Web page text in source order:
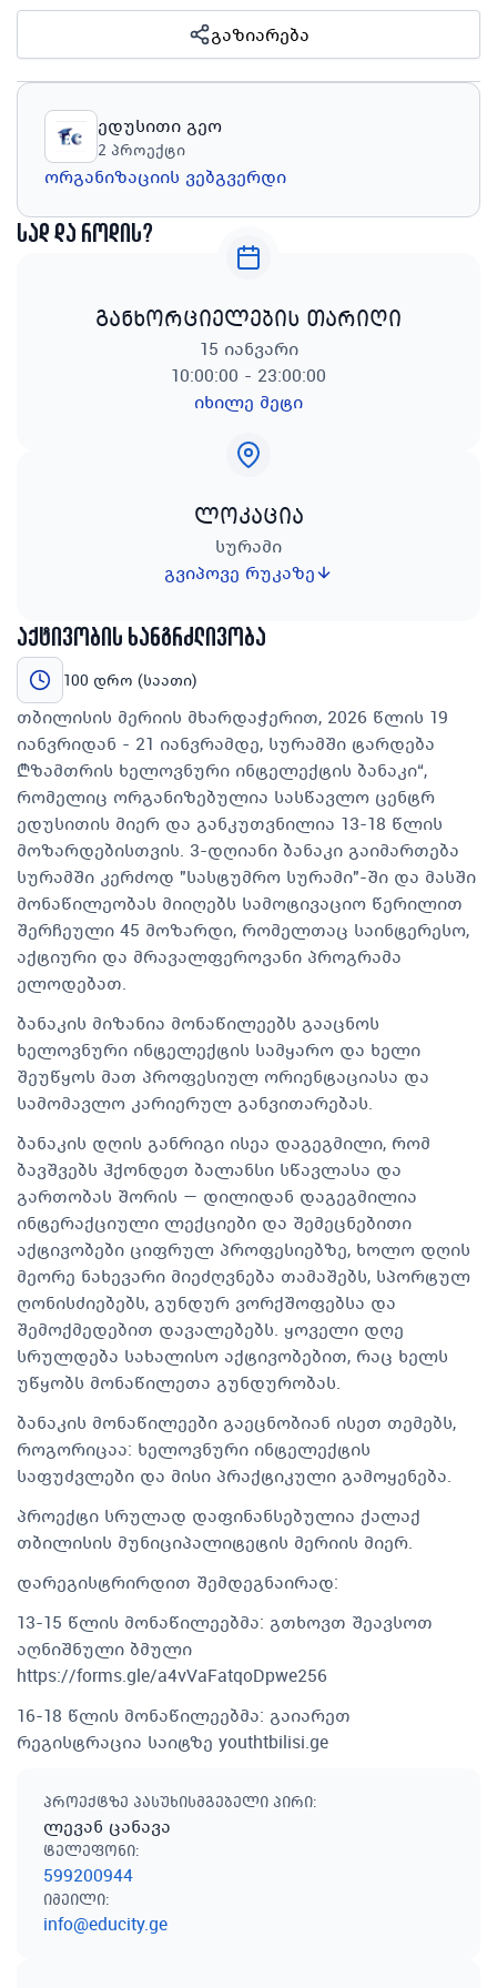
გაზიარება
ედუსითი გეო
2 პროექტი
ორგანიზაციის ვებგვერდი
სად და როდის?
განხორციელების თარიღი
15 იანვარი
10:00:00 - 23:00:00
იხილე მეტი
ლოკაცია
სურამი
გვიპოვე რუკაზე
აქტივობის ხანგრძლივობა
100 დრო (საათი)
თბილისის მერიის მხარდაჭერით, 2026 წლის 19
იანვრიდან - 21 იანვრამდე, სურამში ტარდება
„ზამთრის ხელოვნური ინტელექტის ბანაკი“,
რომელიც ორგანიზებულია სასწავლო ცენტრ
ედუსითის მიერ და განკუთვნილია 13-18 წლის
მოზარდებისთვის. 3-დღიანი ბანაკი გაიმართება
სურამში კერძოდ "სასტუმრო სურამი"-ში და მასში
მონაწილეობას მიიღებს სამოტივაციო წერილით
შერჩეული 45 მოზარდი, რომელთაც საინტერესო,
აქტიური და მრავალფეროვანი პროგრამა
ელოდებათ.
ბანაკის მიზანია მონაწილეებს გააცნოს
ხელოვნური ინტელექტის სამყარო და ხელი
შეუწყოს მათ პროფესიულ ორიენტაციასა და
სამომავლო კარიერულ განვითარებას.
ბანაკის დღის განრიგი ისეა დაგეგმილი, რომ
ბავშვებს ჰქონდეთ ბალანსი სწავლასა და
გართობას შორის — დილიდან დაგეგმილია
ინტერაქციული ლექციები და შემეცნებითი
აქტივობები ციფრულ პროფესიებზე, ხოლო დღის
მეორე ნახევარი მიეძღვნება თამაშებს, სპორტულ
ღონისძიებებს, გუნდურ ვორქშოფებსა და
შემოქმედებით დავალებებს. ყოველი დღე
სრულდება სახალისო აქტივობებით, რაც ხელს
უწყობს მონაწილეთა გუნდურობას.
ბანაკის მონაწილეები გაეცნობიან ისეთ თემებს,
როგორიცაა: ხელოვნური ინტელექტის
საფუძვლები და მისი პრაქტიკული გამოყენება.
პროექტი სრულად დაფინანსებულია ქალაქ
თბილისის მუნიციპალიტეტის მერიის მიერ.
დარეგისტრირდით შემდეგნაირად:
13-15 წლის მონაწილეებმა: გთხოვთ შეავსოთ
აღნიშნული ბმული
https://forms.gle/a4vVaFatqoDpwe256
16-18 წლის მონაწილეებმა: გაიარეთ
რეგისტრაცია საიტზე youthtbilisi.ge
პროექტზე პასუხისმგებელი პირი:
ლევან ცანავა
ტელეფონი:
599200944
იმეილი:
info@educity.ge